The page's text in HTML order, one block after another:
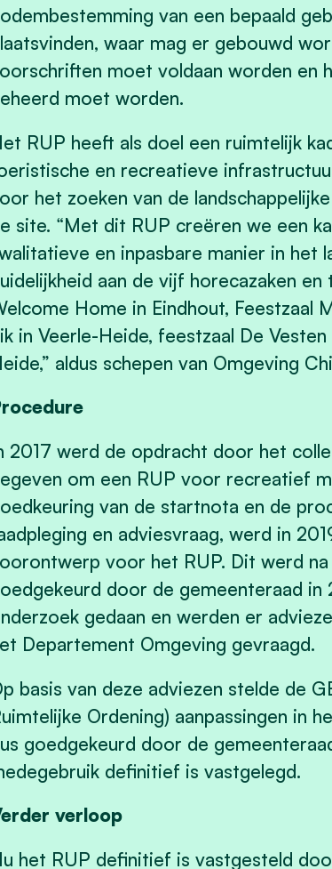
van een bepaald
waar mag er gebouwd
moet voldaan worden en
moet worden.
RUP heeft als doel een ruimtelijk
en recreatieve
het zoeken van de
site. “Met dit RUP creëren we een
en inpasbare manier in het
aan de vijf horecazaken
Home in Eindhout, Feestzaal
in Veerle-Heide, feestzaal De
aldus schepen van Omgeving
2017 werd de opdracht door het
om een RUP voor recreatief
van de startnota en de
en adviesvraag, werd in
voor het RUP. Dit werd
door de gemeenteraad
gedaan en werden er
Departement Omgeving gevraagd.
basis van deze adviezen stelde de
Ordening) aanpassingen in
goedgekeurd door de
definitief is vastgelegd.
verloop
het RUP definitief is vastgesteld